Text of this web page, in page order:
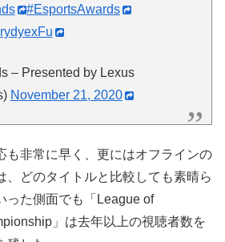
#EsportsAwards
– Presented by Lexus
November 21, 2020
も非常に早く、更にはオフラインの
、どのタイトルと比較しても素晴ら
った側面でも「League of
」は去年以上の視聴者数を